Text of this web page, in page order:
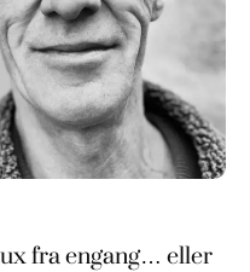
fra engang… eller